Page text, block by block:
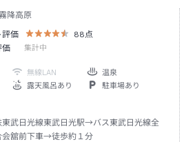
降高原
評価
88 点
価
集計中
無線LAN
温泉
露天風呂あり
駐車場あり
東武日光線東武日光駅→バス東武日光線全
会舘前下車→徒歩約１分